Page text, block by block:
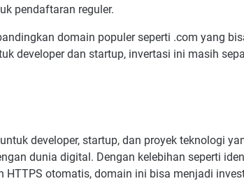
pendaftaran reguler.
domain populer seperti .com yang
developer dan startup, invertasi ini masih
developer, startup, dan proyek teknologi
dunia digital. Dengan kelebihan seperti
HTTPS otomatis, domain ini bisa menjadi